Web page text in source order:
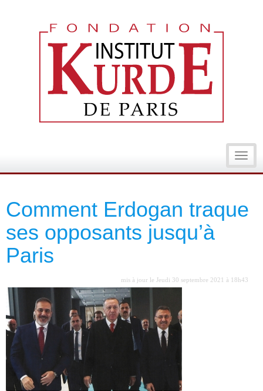
Comment Erdogan traque
ses opposants jusqu’à
Paris
mis à jour le Jeudi 30 septembre 2021 à 18h43